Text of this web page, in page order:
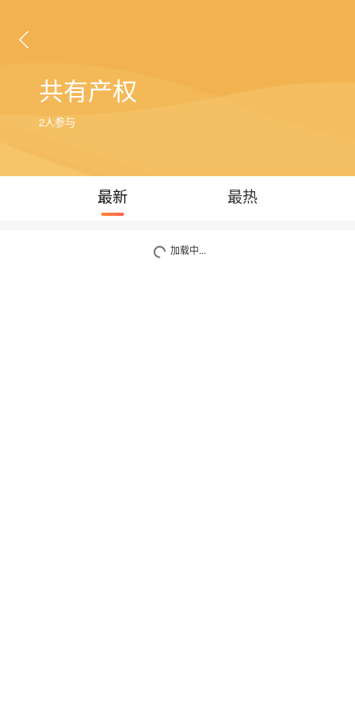
共有产权
2人参与
最新 最热
加载中...